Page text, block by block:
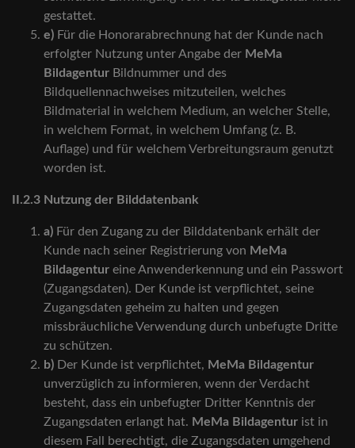
gestattet.
e) Für die Honorarabrechnung hat der Kunde nach
erfolgter Nutzung unter Angabe der MeMa
Bildagentur Bildnummer und des
Bildquellennachweises mitzuteilen, welches
Bildmaterial in welchem Medium, an welcher Stelle,
in welchem Format, in welchem Umfang (z. B.
Auflage) und für welchem Verbreitungsraum genutzt
worden ist.
II.2.3 Nutzung der Bilddatenbank
a) Für den Zugang zu der Bilddatenbank erhält der
Kunde nach seiner Registrierung von MeMa
Bildagentur eine Anwenderkennung und ein Passwort
(Zugangsdaten). Der Kunde ist verpflichtet, seine
Zugangsdaten geheim zu halten und gegen
missbräuchliche Verwendung durch unbefugte Dritte
zu schützen.
b) Der Kunde ist verpflichtet, MeMa Bildagentur
unverzüglich zu informieren, wenn der Verdacht
besteht, dass ein unbefugter Dritter Kenntnis der
Zugangsdaten erlangt hat. MeMa Bildagentur ist in
diesem Fall berechtigt, die Zugangsdaten umgehend